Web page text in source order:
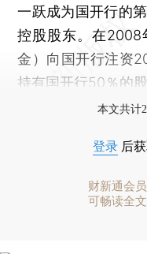
一跃成为国开行的
控股股东。在2008
金）向国开行注资
持有国开行50％的股
本文共计
登录 后
财新通会员
可畅读全文